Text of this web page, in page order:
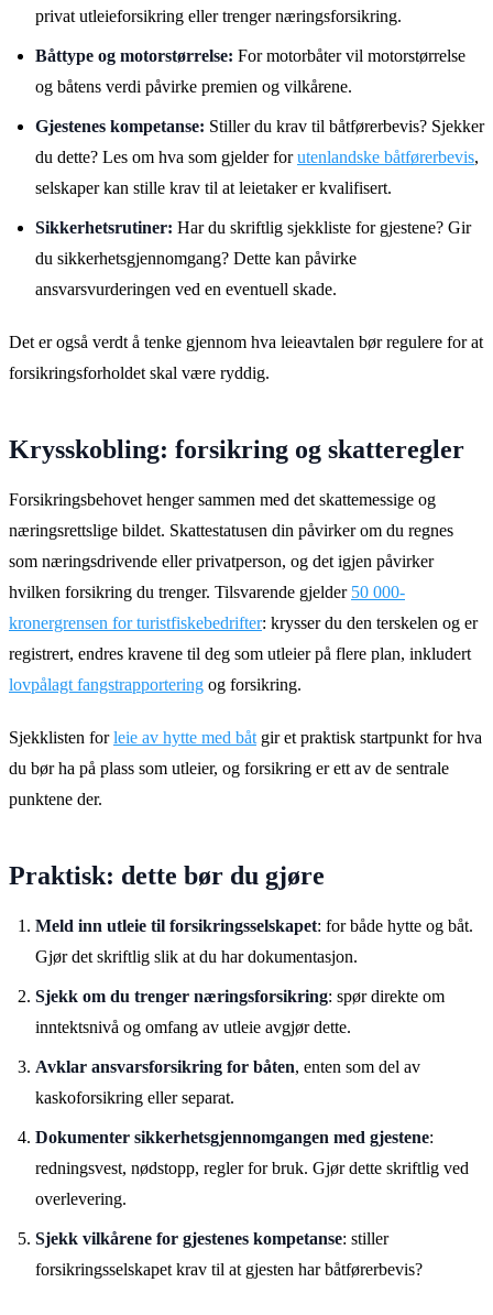
privat utleieforsikring eller trenger næringsforsikring.
Båttype og motorstørrelse: For motorbåter vil motorstørrelse
og båtens verdi påvirke premien og vilkårene.
Gjestenes kompetanse: Stiller du krav til båtførerbevis? Sjekker
du dette? Les om hva som gjelder forutenlandske båtførerbevis,
selskaper kan stille krav til at leietaker er kvalifisert.
Sikkerhetsrutiner: Har du skriftlig sjekkliste for gjestene? Gir
du sikkerhetsgjennomgang? Dette kan påvirke
ansvarsvurderingen ved en eventuell skade.
Det er også verdt å tenke gjennom hva leieavtalen bør regulere for at
forsikringsforholdet skal være ryddig.
Krysskobling: forsikring og skatteregler
Forsikringsbehovet henger sammen med det skattemessige og
næringsrettslige bildet. Skattestatusen din påvirker om du regnes
som næringsdrivende eller privatperson, og det igjen påvirker
hvilken forsikring du trenger. Tilsvarende gjelder 50 000-
kronergrensen for turistfiskebedrifter: krysser du den terskelen og er
registrert, endres kravene til deg som utleier på flere plan, inkludert
lovpålagt fangstrapportering og forsikring.
Sjekklisten forleie av hytte med båt gir et praktisk startpunkt for hva
du bør ha på plass som utleier, og forsikring er ett av de sentrale
punktene der.
Praktisk: dette bør du gjøre
Meld inn utleie til forsikringsselskapet: for både hytte og båt.
Gjør det skriftlig slik at du har dokumentasjon.
Sjekk om du trenger næringsforsikring: spør direkte om
inntektsnivå og omfang av utleie avgjør dette.
Avklar ansvarsforsikring for båten, enten som del av
kaskoforsikring eller separat.
Dokumenter sikkerhetsgjennomgangen med gjestene:
redningsvest, nødstopp, regler for bruk. Gjør dette skriftlig ved
overlevering.
Sjekk vilkårene for gjestenes kompetanse: stiller
forsikringsselskapet krav til at gjesten har båtførerbevis?